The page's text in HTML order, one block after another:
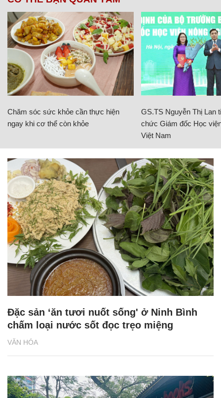
Chăm sóc sức khỏe cần thực hiện
ngay khi cơ thể còn khỏe
GS.TS Nguyễn Thị Lan
chức Giám đốc Học
Việt Nam
VĂN HÓA
Đặc sản ‘ăn tươi nuốt sống' ở Ninh Bình
chấm loại nước sốt đọc trẹo miệng